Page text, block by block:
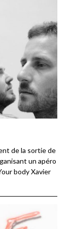
de la sortie de
un apéro
body Xavier